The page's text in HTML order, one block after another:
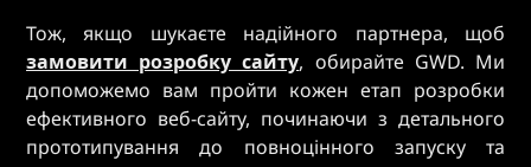
Тож, якщо шукаєте надійного партнера, щоб
замовити розробку сайту, обирайте GWD. Ми
допоможемо вам пройти кожен етап розробки
ефективного веб-сайту, починаючи з детального
прототипування до повноцінного запуску та